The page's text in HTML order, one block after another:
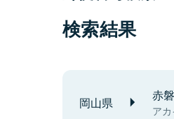
検索結果
岡山県 赤
ア